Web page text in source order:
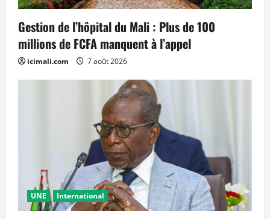
Gestion de l’hôpital du Mali : Plus de 100
millions de FCFA manquent à l’appel
icimali.com 7 août 2026
UNE International